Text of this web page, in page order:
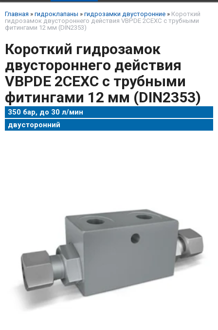
Главная » гидроклапаны » гидрозамки двусторонние » Короткий
гидрозамок двустороннего действия VBPDE 2CEXC с трубными
фитингами 12 мм (DIN2353)
Короткий гидрозамок
двустороннего действия
VBPDE 2CEXC с трубными
фитингами 12 мм (DIN2353)
350 бар, до 30 л/мин
двусторонний